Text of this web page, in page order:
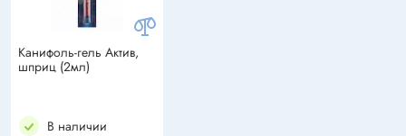
Канифоль-гель Актив,
шприц (2мл)
В наличии